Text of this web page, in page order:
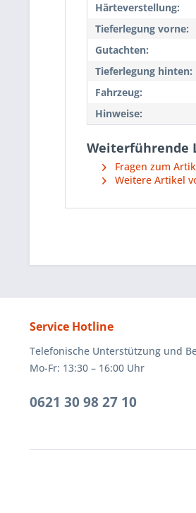
Härteverstellung:
Tieferlegung vorne:
Gutachten:
Tieferlegung hinten:
Fahrzeug:
Hinweise:
Weiterführende
Fragen zum
Weitere Artikel
Service Hotline
Telefonische Unterstützung und
Mo-Fr: 13:30 – 16:00 Uhr
0621 30 98 27 10